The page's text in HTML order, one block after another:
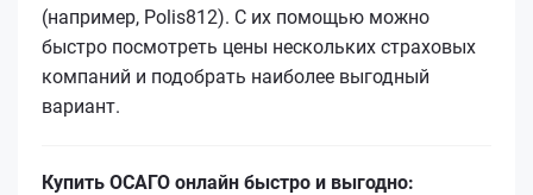
(например, Polis812). С их помощью можно
быстро посмотреть цены нескольких страховых
компаний и подобрать наиболее выгодный
вариант.
Купить ОСАГО онлайн быстро и выгодно: